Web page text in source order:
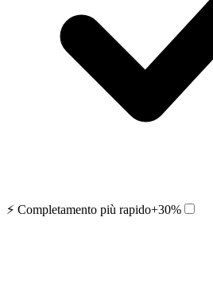
⚡ Completamento più rapido+30%